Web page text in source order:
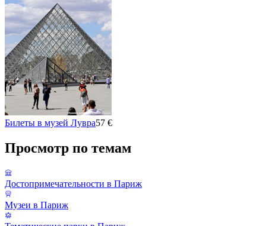
Билеты в музей Лувра57 €
Просмотр по темам
Достопримечательности в Париж
Музеи в Париж